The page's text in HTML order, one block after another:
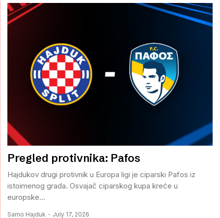
Pregled protivnika: Pafos
Hajdukov drugi protivnik u Europa ligi je ciparski Pafos iz
istoimenog grada. Osvajač ciparskog kupa kreće u
europske...
Samo Hajduk July 17, 2026